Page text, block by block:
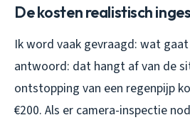
De kosten realistisch
Ik word vaak gevraagd: wat
antwoord: dat hangt af van de
ontstopping van een regenpijp
€200. Als er camera-inspectie